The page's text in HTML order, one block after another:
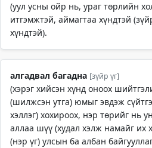
(уул усны ойр нь, ураг төрлийн
итгэмжтэй, аймагтаа хүндтэй
хүндтэй).
алгадвал багадна [зүйр үг]
(хэрэг хийсэн хүнд оноох
(шилжсэн утга) юмыг эвдэж
хэллэг) хохироох, нэр төрийг нь
аллаа шүү (худал хэлж намайг их
(нэр үг) улсын ба албан